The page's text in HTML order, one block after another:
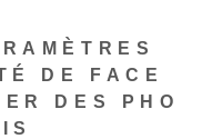
DE FACE
DES PHO